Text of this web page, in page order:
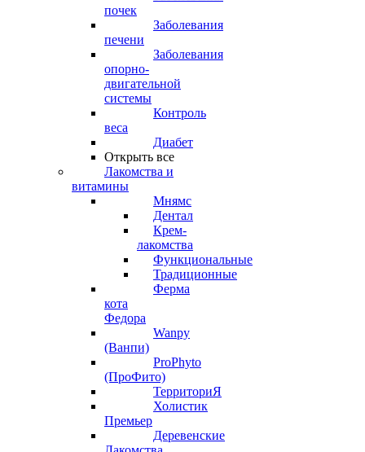
почек
Заболевания
печени
Заболевания
опорно-
двигательной
системы
Контроль
веса
Диабет
Открыть все
Лакомства и
витамины
Мнямс
Дентал
Крем-
лакомства
Функциональные
Традиционные
Ферма
кота
Федора
Wanpy
(Ванпи)
ProPhyto
(ПроФито)
ТерриториЯ
Холистик
Премьер
Деревенские